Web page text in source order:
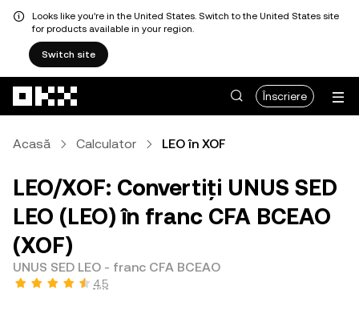
Looks like you're in the United States. Switch to the United States site
for products available in your region.
Switch site
Înscriere
Acasă Calculator LEO în XOF
LEO/XOF: Convertiți UNUS SED
LEO (LEO) în franc CFA BCEAO
(XOF)
UNUS SED LEO - franc CFA BCEAO
4,5